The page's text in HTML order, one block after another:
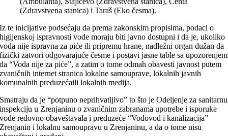
(Zdravstvena stanica) i Taraš (Eko česma).
Iz te inicijative podsećaju da prema zakonskim propisima, podaci o
higijenskoj ispravnosti vode moraju biti javno dostupni i da je, ukoliko
voda nije ispravna za piće ili pripremu hrane, nadležni organ dužan da
fizički zatvori odgovarajuće česme i postavi jasne table sa upozorenjem
da “Voda nije za piće”, a zatim o tome odmah obavesti javnost putem
zvaničnih internet stranica lokalne samouprave, lokalnih javnih
komunalnih preduzećaili lokalnih medija.
Smatraju da je “potpuno neprihvatljivo” to što je Odeljenje za sanitarnu
inspekciju u Zrenjaninu o zvaničnim zabranama upotrebe i isporuke
vode redovno obaveštavala i preduzeće “Vodovod i kanalizacija”
Zrenjanin i lokalnu samoupravu u Zrenjaninu, a da o tome nisu